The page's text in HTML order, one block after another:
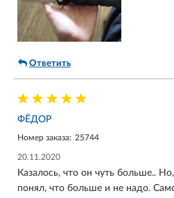
Ответить
ФЁДОР
Номер заказа: 25744
20.11.2020
Казалось, что он чуть больше..
понял, что больше и не надо.